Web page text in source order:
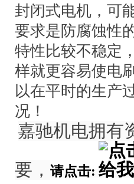
封闭式电机，可
要求是防腐蚀性
特性比较不稳定
样就更容易使电
以在平时的生产
况！
嘉驰机电拥有
要， 请点击: